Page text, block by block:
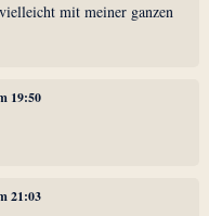
mit meiner ganzen
19:50
21:03